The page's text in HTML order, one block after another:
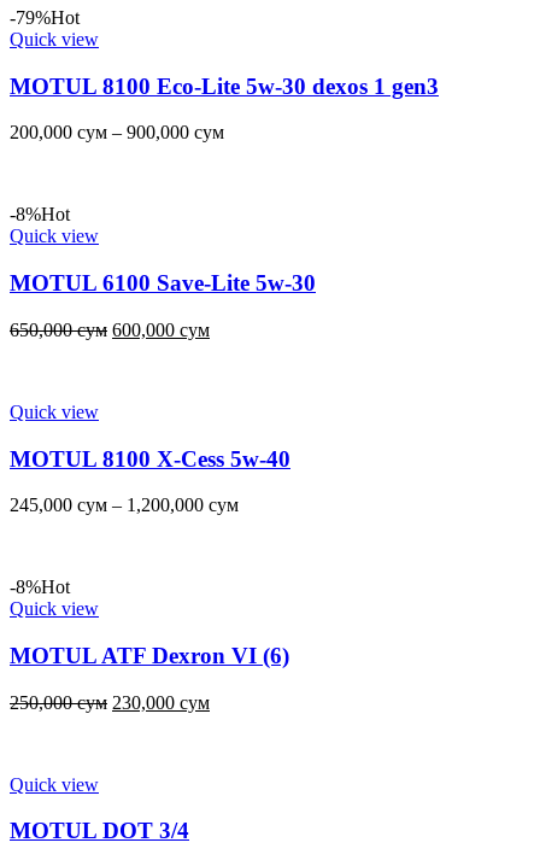
-79%Hot
Quick view
MOTUL 8100 Eco-Lite 5w-30 dexos 1 gen3
200,000 сум – 900,000 сум
-8%Hot
Quick view
MOTUL 6100 Save-Lite 5w-30
650,000сум 600,000 сум
Quick view
MOTUL 8100 X-Cess 5w-40
245,000 сум – 1,200,000 сум
-8%Hot
Quick view
MOTUL ATF Dexron VI (6)
250,000сум 230,000 сум
Quick view
MOTUL DOT 3/4